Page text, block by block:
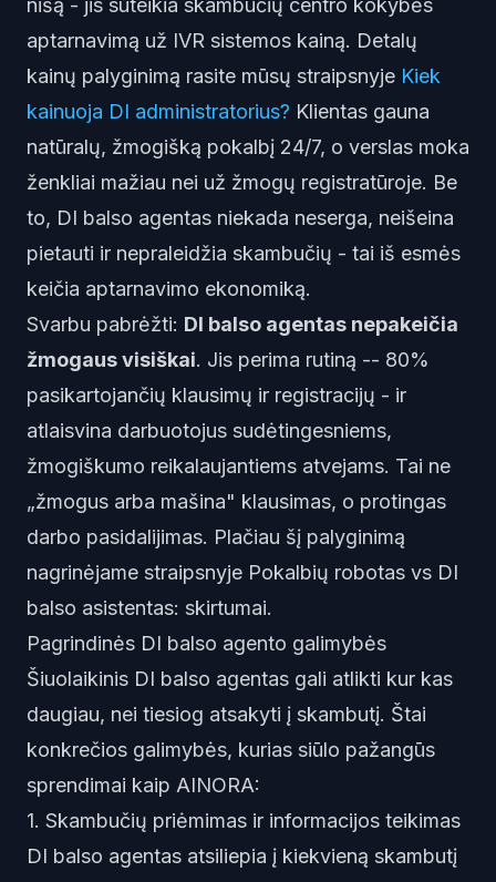
nišą - jis suteikia skambučių centro kokybės
aptarnavimą už IVR sistemos kainą. Detalų
kainų palyginimą rasite mūsų straipsnyje Kiek
kainuoja DI administratorius? Klientas gauna
natūralų, žmogišką pokalbį 24/7, o verslas moka
ženkliai mažiau nei už žmogų registratūroje. Be
to, DI balso agentas niekada neserga, neišeina
pietauti ir nepraleidžia skambučių - tai iš esmės
keičia aptarnavimo ekonomiką.
Svarbu pabrėžti: DI balso agentas nepakeičia
žmogaus visiškai. Jis perima rutiną -- 80%
pasikartojančių klausimų ir registracijų - ir
atlaisvina darbuotojus sudėtingesniems,
žmogiškumo reikalaujantiems atvejams. Tai ne
„žmogus arba mašina" klausimas, o protingas
darbo pasidalijimas. Plačiau šį palyginimą
nagrinėjame straipsnyje Pokalbių robotas vs DI
balso asistentas: skirtumai.
Pagrindinės DI balso agento galimybės
Šiuolaikinis DI balso agentas gali atlikti kur kas
daugiau, nei tiesiog atsakyti į skambutį. Štai
konkrečios galimybės, kurias siūlo pažangūs
sprendimai kaip AINORA:
1. Skambučių priėmimas ir informacijos teikimas
DI balso agentas atsiliepia į kiekvieną skambutį